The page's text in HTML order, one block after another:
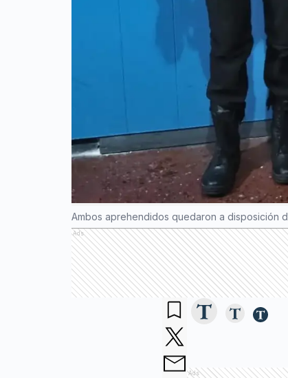
Ambos aprehendidos quedaron a disposición
Ads
Ads